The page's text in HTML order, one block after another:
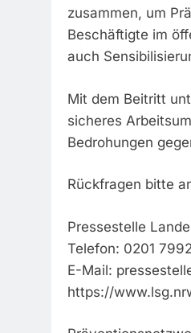
zusammen, um
Beschäftigte im
auch
Mit dem Beitritt
sicheres
Bedrohungen
Rückfragen bitte
Pressestelle
Telefon: 0201
E-Mail:
https://